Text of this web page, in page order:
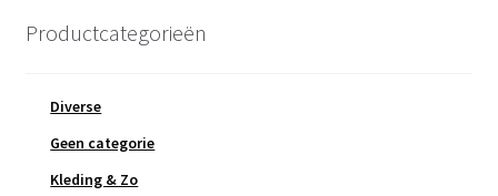
Productcategorieën
Diverse
Geen categorie
Kleding & Zo